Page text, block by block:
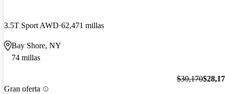
3.5T Sport AWD 62,471 millas
Bay Shore, NY
74 millas
Gran oferta
$30,170